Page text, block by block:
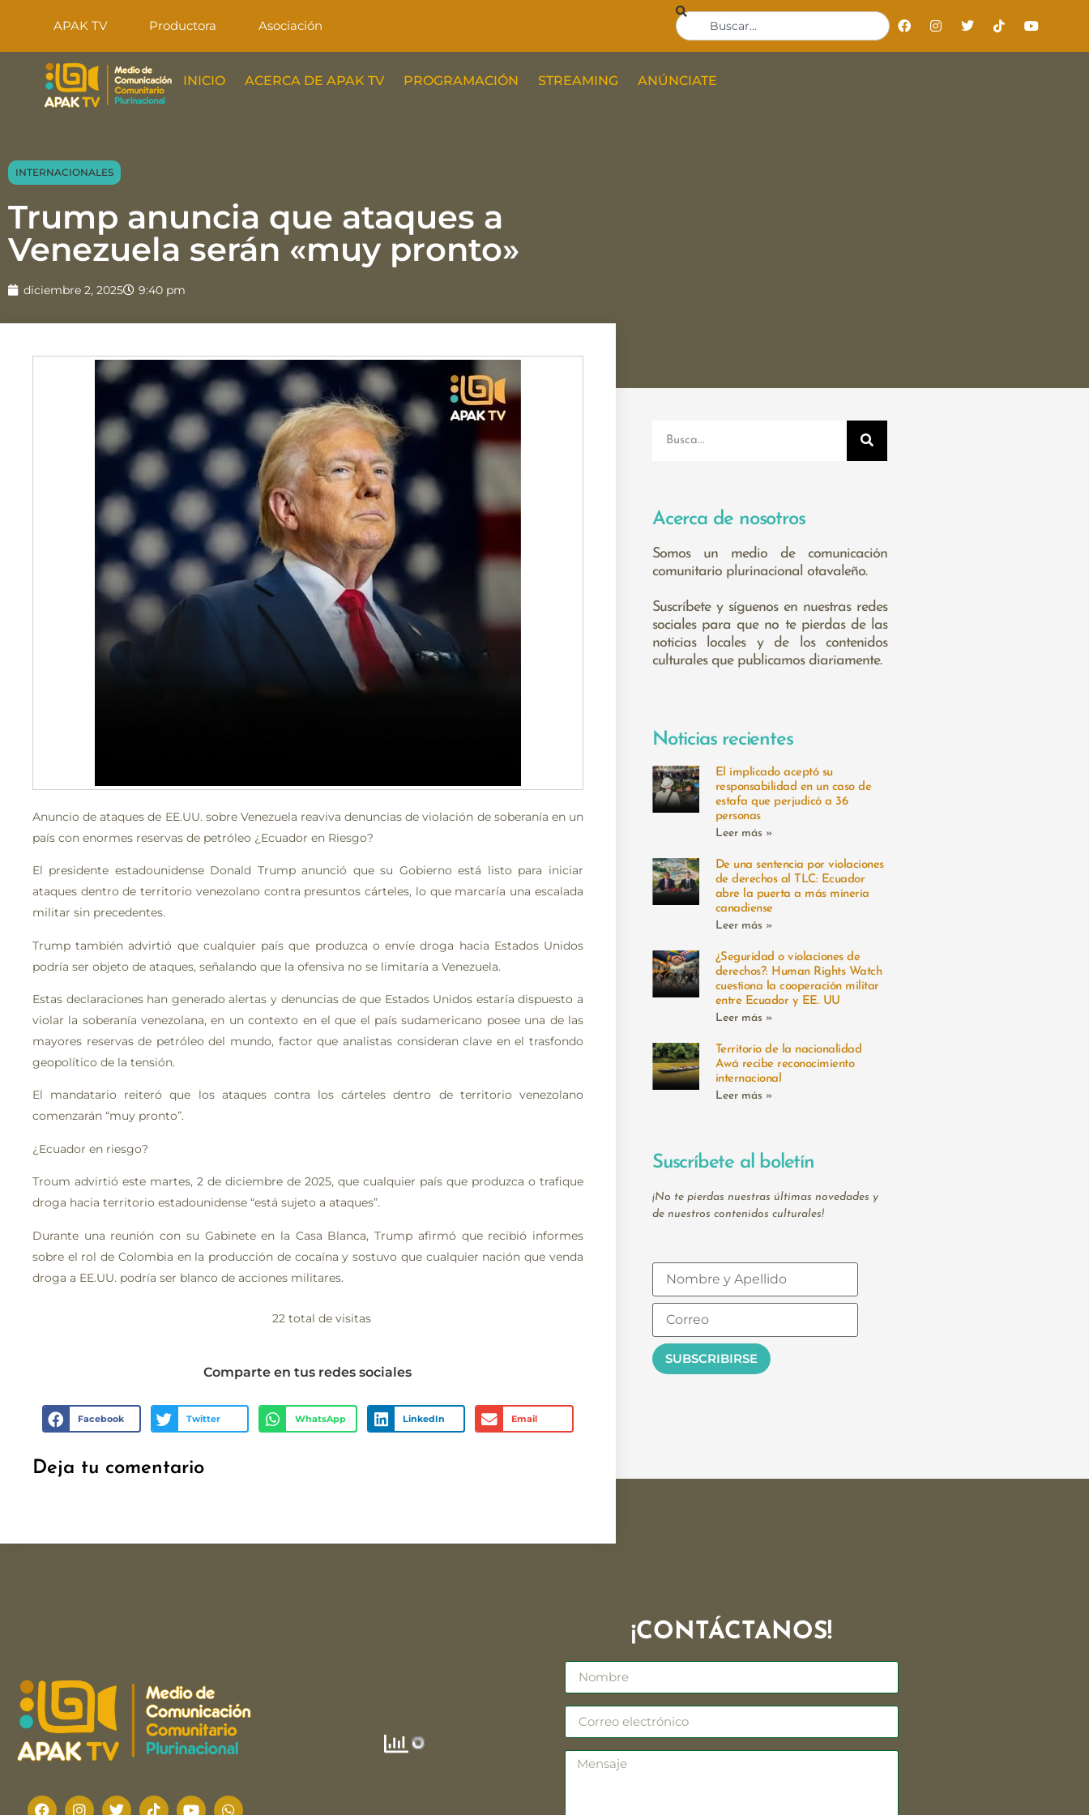
APAK TV Productora Asociación
INICIO ACERCA DE APAK TV PROGRAMACIÓN STREAMING ANÚNCIATE
INTERNACIONALES
Trump anuncia que ataques a
Venezuela serán «muy pronto»
diciembre 2, 2025 9:40 pm
Anuncio de ataques de EE.UU. sobre Venezuela reaviva denuncias de violación de soberanía en un
país con enormes reservas de petróleo ¿Ecuador en Riesgo?
El presidente estadounidense Donald Trump anunció que su Gobierno está listo para iniciar
ataques dentro de territorio venezolano contra presuntos cárteles, lo que marcaría una escalada
militar sin precedentes.
Trump también advirtió que cualquier país que produzca o envíe droga hacia Estados Unidos
podría ser objeto de ataques, señalando que la ofensiva no se limitaría a Venezuela.
Estas declaraciones han generado alertas y denuncias de que Estados Unidos estaría dispuesto a
violar la soberanía venezolana, en un contexto en el que el país sudamericano posee una de las
mayores reservas de petróleo del mundo, factor que analistas consideran clave en el trasfondo
geopolítico de la tensión.
El mandatario reiteró que los ataques contra los cárteles dentro de territorio venezolano
comenzarán “muy pronto”.
¿Ecuador en riesgo?
Troum advirtió este martes, 2 de diciembre de 2025, que cualquier país que produzca o trafique
droga hacia territorio estadounidense “está sujeto a ataques”.
Durante una reunión con su Gabinete en la Casa Blanca, Trump afirmó que recibió informes
sobre el rol de Colombia en la producción de cocaína y sostuvo que cualquier nación que venda
droga a EE.UU. podría ser blanco de acciones militares.
22 total de visitas
Comparte en tus redes sociales
Facebook Twitter WhatsApp LinkedIn Email
Deja tu comentario
Acerca de nosotros
Somos un medio de comunicación
comunitario plurinacional otavaleño.
Suscríbete y síguenos en nuestras redes
sociales para que no te pierdas de las
noticias locales y de los contenidos
culturales que publicamos diariamente.
Noticias recientes
El implicado aceptó su
responsabilidad en un caso de
estafa que perjudicó a 36
personas
Leer más »
De una sentencia por violaciones
de derechos al TLC: Ecuador
abre la puerta a más minería
canadiense
Leer más »
¿Seguridad o violaciones de
derechos?: Human Rights Watch
cuestiona la cooperación militar
entre Ecuador y EE. UU
Leer más »
Territorio de la nacionalidad
Awá recibe reconocimiento
internacional
Leer más »
Suscríbete al boletín
¡No te pierdas nuestras últimas novedades y
de nuestros contenidos culturales!
¡CONTÁCTANOS!